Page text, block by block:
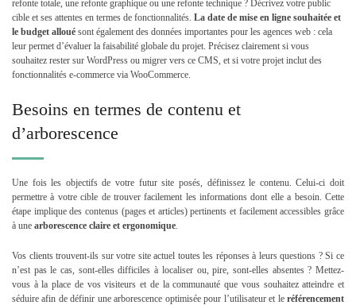
refonte totale, une refonte graphique ou une refonte technique ? Décrivez votre public
cible et ses attentes en termes de fonctionnalités. La date de mise en ligne souhaitée et
le budget alloué sont également des données importantes pour les agences web : cela
leur permet d’évaluer la faisabilité globale du projet. Précisez clairement si vous
souhaitez rester sur WordPress ou migrer vers ce CMS, et si votre projet inclut des
fonctionnalités e-commerce via WooCommerce.
Besoins en termes de contenu et
d’arborescence
Une fois les objectifs de votre futur site posés, définissez le contenu. Celui-ci doit
permettre à votre cible de trouver facilement les informations dont elle a besoin. Cette
étape implique des contenus (pages et articles) pertinents et facilement accessibles grâce
à une arborescence claire et ergonomique.
Vos clients trouvent-ils sur votre site actuel toutes les réponses à leurs questions ? Si ce
n’est pas le cas, sont-elles difficiles à localiser ou, pire, sont-elles absentes ? Mettez-
vous à la place de vos visiteurs et de la communauté que vous souhaitez atteindre et
séduire afin de définir une arborescence optimisée pour l’utilisateur et le référencement